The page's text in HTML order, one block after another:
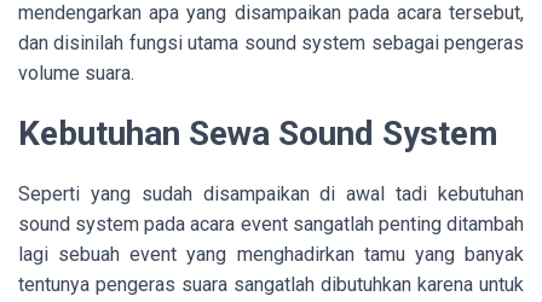
mendengarkan apa yang disampaikan pada acara tersebut,
dan disinilah fungsi utama sound system sebagai pengeras
volume suara.
Kebutuhan Sewa Sound System
Seperti yang sudah disampaikan di awal tadi kebutuhan
sound system pada acara event sangatlah penting ditambah
lagi sebuah event yang menghadirkan tamu yang banyak
tentunya pengeras suara sangatlah dibutuhkan karena untuk